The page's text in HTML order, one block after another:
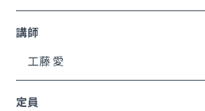
講師
工藤 愛
定員